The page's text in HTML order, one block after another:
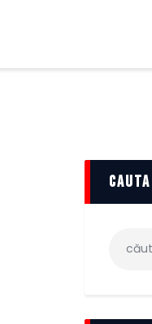
cauta
după: